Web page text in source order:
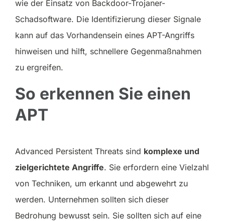
wie der Einsatz von Backdoor-Trojaner-
Schadsoftware. Die Identifizierung dieser Signale
kann auf das Vorhandensein eines APT-Angriffs
hinweisen und hilft, schnellere Gegenmaßnahmen
zu ergreifen.
So erkennen Sie einen
APT
Advanced Persistent Threats sind komplexe und
zielgerichtete Angriffe. Sie erfordern eine Vielzahl
von Techniken, um erkannt und abgewehrt zu
werden. Unternehmen sollten sich dieser
Bedrohung bewusst sein. Sie sollten sich auf eine